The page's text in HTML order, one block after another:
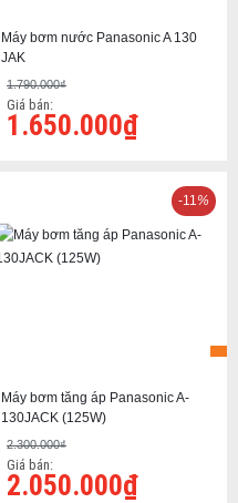
Máy bơm nước Panasonic A 130
JAK
1.790.000₫
Giá bán:
1.650.000₫
Máy bơm tăng áp Panasonic A-
130JACK (125W)
2.300.000₫
Giá bán:
2.050.000₫
-11%